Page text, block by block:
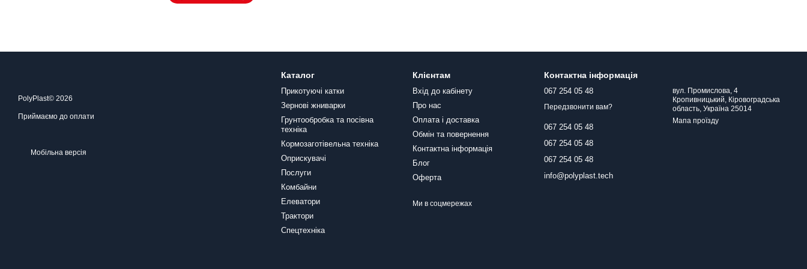
PolyPlast© 2026
Приймаємо до оплати
Мобільна версія
Каталог
Прикотуючі катки
Зернові жниварки
Грунтообробка та посівна
техніка
Кормозаготівельна техніка
Оприскувачі
Послуги
Комбайни
Елеватори
Трактори
Спецтехніка
Клієнтам
Вхід до кабінету
Про нас
Оплата і доставка
Обмін та повернення
Контактна інформація
Блог
Оферта
Ми в соцмережах
Контактна інформація
067 254 05 48
Передзвонити вам?
067 254 05 48
067 254 05 48
067 254 05 48
info@polyplast.tech
вул. Промислова, 4
Кропивницький, Кіровоградська
область, Україна 25014
Мапа проїзду